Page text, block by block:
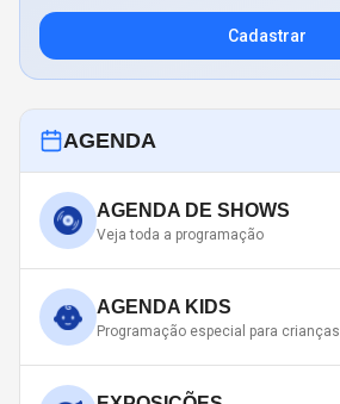
Cadastrar
AGENDA
AGENDA DE SHOWS
Veja toda a programação
AGENDA KIDS
Programação especial para crianças